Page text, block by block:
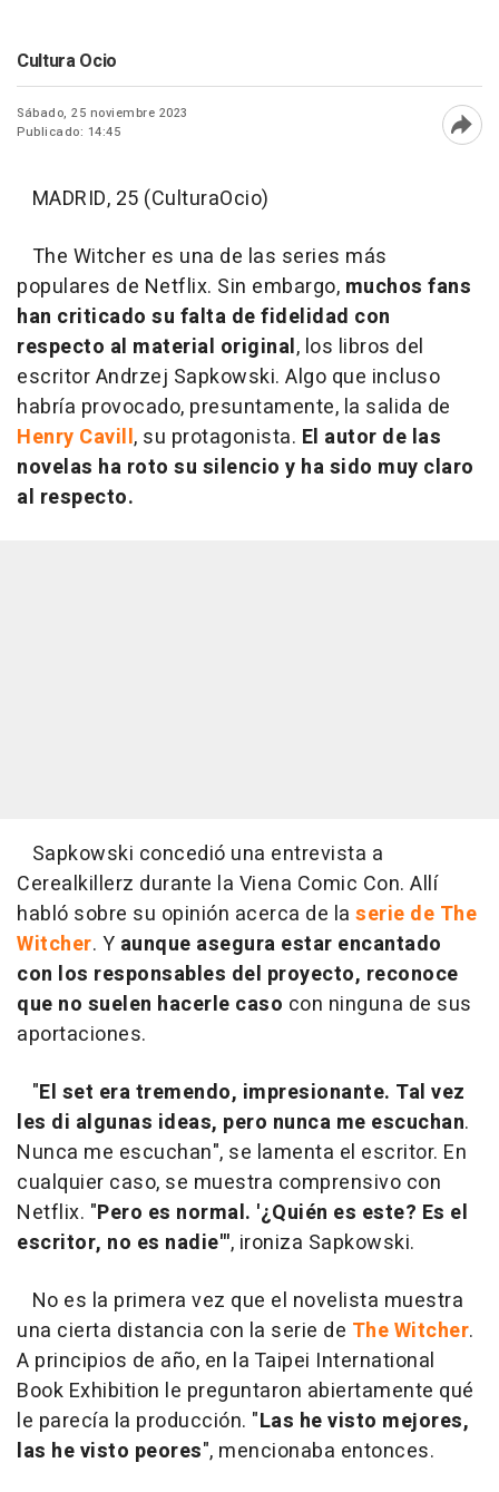
Cultura Ocio
Sábado, 25 noviembre 2023
Publicado: 14:45
MADRID, 25 (CulturaOcio)
The Witcher es una de las series más
populares de Netflix. Sin embargo, muchos fans
han criticado su falta de fidelidad con
respecto al material original, los libros del
escritor Andrzej Sapkowski. Algo que incluso
habría provocado, presuntamente, la salida de
Henry Cavill, su protagonista. El autor de las
novelas ha roto su silencio y ha sido muy claro
al respecto.
Sapkowski concedió una entrevista a
Cerealkillerz durante la Viena Comic Con. Allí
habló sobre su opinión acerca de la serie de The
Witcher. Y aunque asegura estar encantado
con los responsables del proyecto, reconoce
que no suelen hacerle caso con ninguna de sus
aportaciones.
"El set era tremendo, impresionante. Tal vez
les di algunas ideas, pero nunca me escuchan.
Nunca me escuchan", se lamenta el escritor. En
cualquier caso, se muestra comprensivo con
Netflix. "Pero es normal. '¿Quién es este? Es el
escritor, no es nadie'", ironiza Sapkowski.
No es la primera vez que el novelista muestra
una cierta distancia con la serie de The Witcher.
A principios de año, en la Taipei International
Book Exhibition le preguntaron abiertamente qué
le parecía la producción. "Las he visto mejores,
las he visto peores", mencionaba entonces.